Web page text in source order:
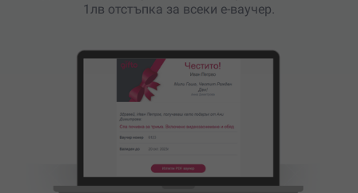
1лв отстъпка за всеки е-ваучер.